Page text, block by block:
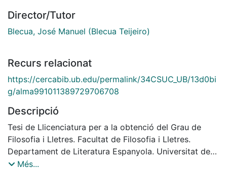
Director/Tutor
Blecua, José Manuel (Blecua Teijeiro)
Recurs relacionat
https://cercabib.ub.edu/permalink/34CSUC_UB/13d0bi
g/alma991011389729706708
Descripció
Tesi de Llicenciatura per a la obtenció del Grau de
Filosofia i Lletres. Facultat de Filosofia i Lletres.
Departament de Literatura Espanyola. Universitat de
Barcelona. Director: José Manuel Blecua. Maig 1970.
Més...